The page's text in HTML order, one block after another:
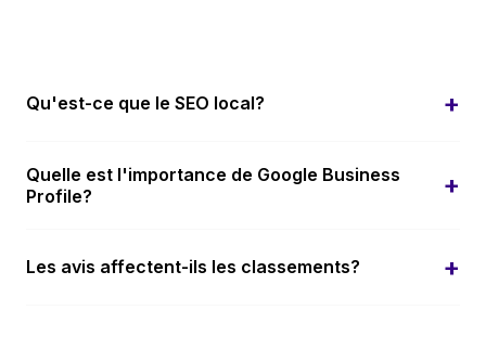
Qu'est-ce que le SEO local? +
attirer plus de clients des recherches locales
Quelle est l'importance de Google Business
Profile?
+
la premiere chose que les clients potentiels voient.
Les avis affectent-ils les classements? +